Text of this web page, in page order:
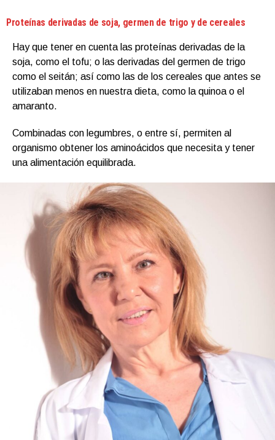
Proteínas derivadas de soja, germen de trigo y de cereales
Hay que tener en cuenta las proteínas derivadas de la
soja, como el tofu; o las derivadas del germen de trigo
como el seitán; así como las de los cereales que antes se
utilizaban menos en nuestra dieta, como la quinoa o el
amaranto.
Combinadas con legumbres, o entre sí, permiten al
organismo obtener los aminoácidos que necesita y tener
una alimentación equilibrada.